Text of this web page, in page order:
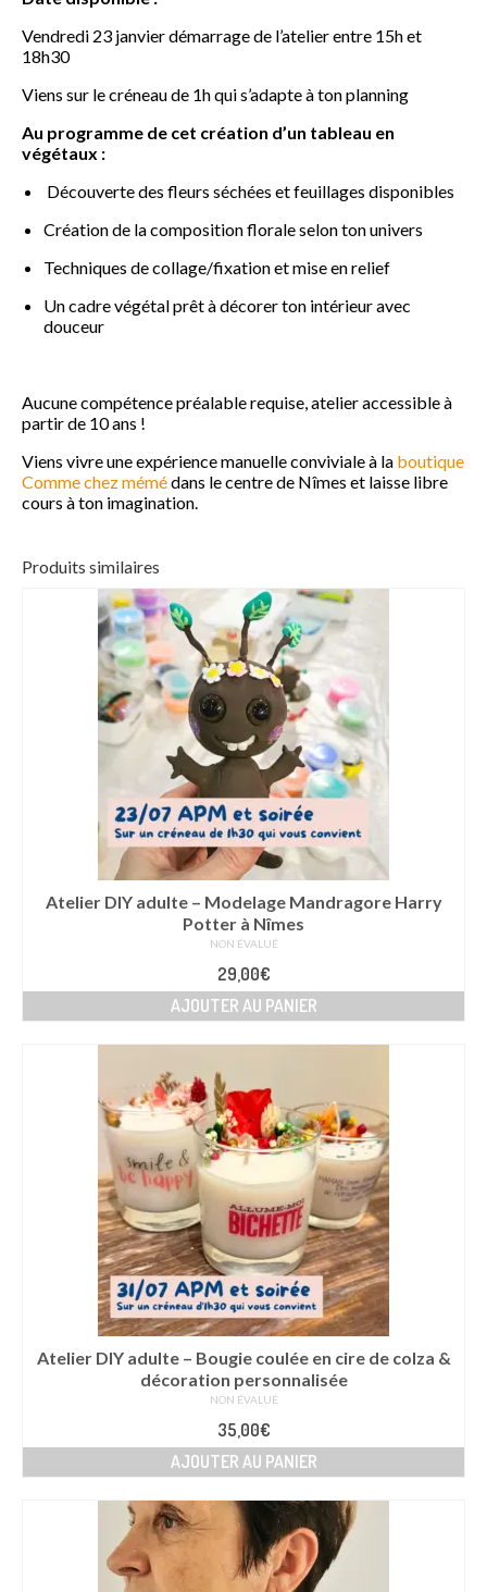
Vendredi 23 janvier démarrage de l’atelier entre 15h et
18h30
Viens sur le créneau de 1h qui s’adapte à ton planning
Au programme de cet création d’un tableau en
végétaux :
Découverte des fleurs séchées et feuillages disponibles
Création de la composition florale selon ton univers
Techniques de collage/fixation et mise en relief
Un cadre végétal prêt à décorer ton intérieur avec
douceur
Aucune compétence préalable requise, atelier accessible à
partir de 10 ans !
Viens vivre une expérience manuelle conviviale à la boutique
Comme chez mémédans le centre de Nîmes et laisse libre
cours à ton imagination.
Produits similaires
Atelier DIY adulte – Modelage Mandragore Harry
Potter à Nîmes
NON ÉVALUÉ
29,00€
AJOUTER AU PANIER
Atelier DIY adulte – Bougie coulée en cire de colza &
décoration personnalisée
NON ÉVALUÉ
35,00€
AJOUTER AU PANIER